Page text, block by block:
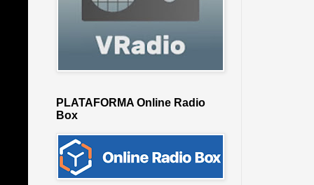
PLATAFORMA Online Radio
Box